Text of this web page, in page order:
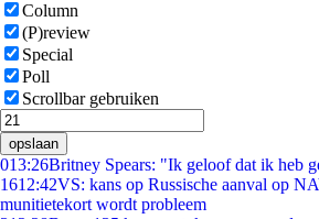
Column
(P)review
Special
Poll
Scrollbar gebruiken
opslaan
013:26Britney Spears: "Ik geloof dat ik heb
1612:42VS: kans op Russische aanval op
munitietekort wordt probleem